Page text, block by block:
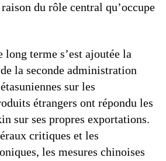
du rôle central qu’occupe
long terme s’est ajoutée la
la seconde administration
sur les
étrangers ont répondu les
sur ses propres exportations.
critiques et les
les mesures chinoises